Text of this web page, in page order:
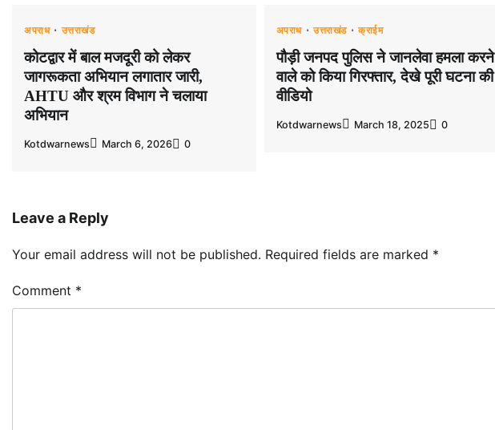
अपराध उत्तराखंड
कोटद्वार में बाल मजदूरी को लेकर
जागरूकता अभियान लगातार जारी,
AHTU और श्रम विभाग ने चलाया
अभियान
Kotdwarnews March 6, 2026 0
अपराध उत्तराखंड क्राईम
पौड़ी जनपद पुलिस ने जानलेवा हमला करने
वाले को किया गिरफ्तार, देखे पूरी घटना की
वीडियो
Kotdwarnews March 18, 2025 0
Leave a Reply
Your email address will not be published. Required fields are marked *
Comment *